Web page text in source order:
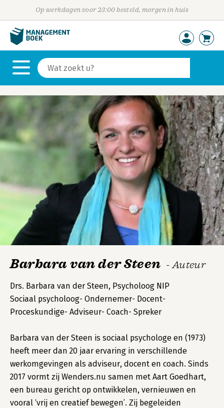
Op werkdagen voor 23:00 besteld, morgen in huis
Barbara van der Steen - Auteur
Drs. Barbara van der Steen, Psycholoog NIP
Sociaal psycholoog- Ondernemer- Docent-
Proceskundige- Adviseur- Coach- Spreker
Barbara van der Steen is sociaal psychologe en (1973)
heeft meer dan 20 jaar ervaring in verschillende
werkomgevingen als adviseur, docent en coach. Sinds
2017 vormt zij Wenders.nu samen met Aart Goedhart,
een bureau gericht op ontwikkelen, vernieuwen en
vooral ‘vrij en creatief bewegen’. Zij begeleiden